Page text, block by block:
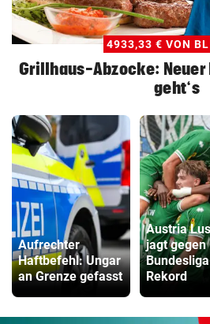
4933,33 € VON
Grillhaus-Abzocke: Neuer
geht‘s
Aufrechter
Haftbefehl: Ungar
an Grenze gefasst
Austria
jagt gegen
Rekord